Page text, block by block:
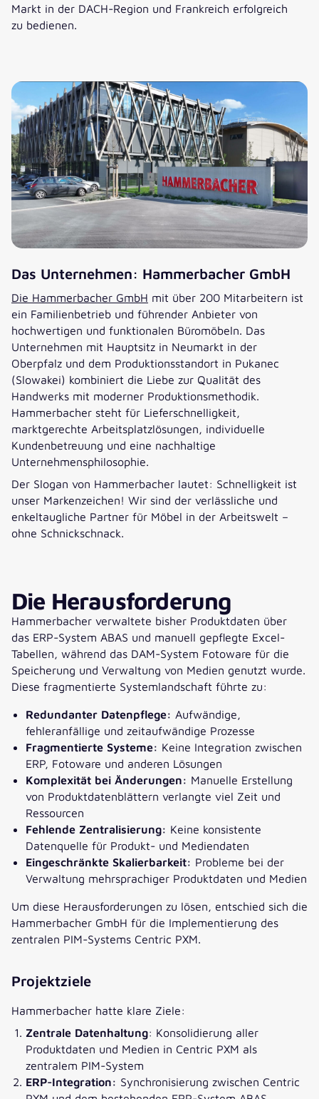
Markt in der DACH-Region und Frankreich erfolgreich
zu bedienen.
Das Unternehmen: Hammerbacher GmbH
Die Hammerbacher GmbH mit über 200 Mitarbeitern ist
ein Familienbetrieb und führender Anbieter von
hochwertigen und funktionalen Büromöbeln. Das
Unternehmen mit Hauptsitz in Neumarkt in der
Oberpfalz und dem Produktionsstandort in Pukanec
(Slowakei) kombiniert die Liebe zur Qualität des
Handwerks mit moderner Produktionsmethodik.
Hammerbacher steht für Lieferschnelligkeit,
marktgerechte Arbeitsplatzlösungen, individuelle
Kundenbetreuung und eine nachhaltige
Unternehmensphilosophie.
Der Slogan von Hammerbacher lautet: Schnelligkeit ist
unser Markenzeichen! Wir sind der verlässliche und
enkeltaugliche Partner für Möbel in der Arbeitswelt –
ohne Schnickschnack.
Die Herausforderung
Hammerbacher verwaltete bisher Produktdaten über
das ERP-System ABAS und manuell gepflegte Excel-
Tabellen, während das DAM-System Fotoware für die
Speicherung und Verwaltung von Medien genutzt wurde.
Diese fragmentierte Systemlandschaft führte zu:
Redundanter Datenpflege: Aufwändige,
fehleranfällige und zeitaufwändige Prozesse
Fragmentierte Systeme: Keine Integration zwischen
ERP, Fotoware und anderen Lösungen
Komplexität bei Änderungen: Manuelle Erstellung
von Produktdatenblättern verlangte viel Zeit und
Ressourcen
Fehlende Zentralisierung: Keine konsistente
Datenquelle für Produkt- und Mediendaten
Eingeschränkte Skalierbarkeit: Probleme bei der
Verwaltung mehrsprachiger Produktdaten und Medien
Um diese Herausforderungen zu lösen, entschied sich die
Hammerbacher GmbH für die Implementierung des
zentralen PIM-Systems Centric PXM.
Projektziele
Hammerbacher hatte klare Ziele:
Zentrale Datenhaltung: Konsolidierung aller
Produktdaten und Medien in Centric PXM als
zentralem PIM-System
ERP-Integration: Synchronisierung zwischen Centric